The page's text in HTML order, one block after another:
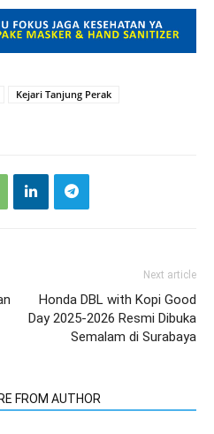
Kejari Tanjung Perak
Next article
Honda DBL with Kopi Good
Day 2025-2026 Resmi Dibuka
Semalam di Surabaya
FROM AUTHOR